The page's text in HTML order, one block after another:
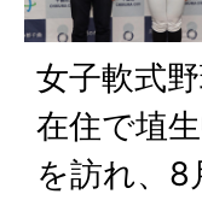
女子軟式
在住で埴
を訪れ、8